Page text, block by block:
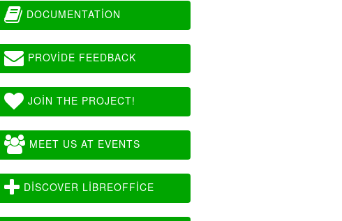
DOCUMENTATION
PROVIDE FEEDBACK
JOIN THE PROJECT!
MEET US AT EVENTS
DISCOVER LIBREOFFICE